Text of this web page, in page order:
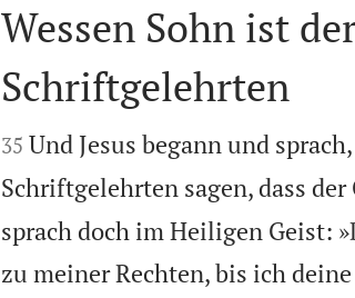

Wessen Sohn ist
Schriftgelehrten

35 Und Jesus begann und
Schriftgelehrten sagen, dass
sprach doch im Heiligen Geist:
zu meiner Rechten, bis ich